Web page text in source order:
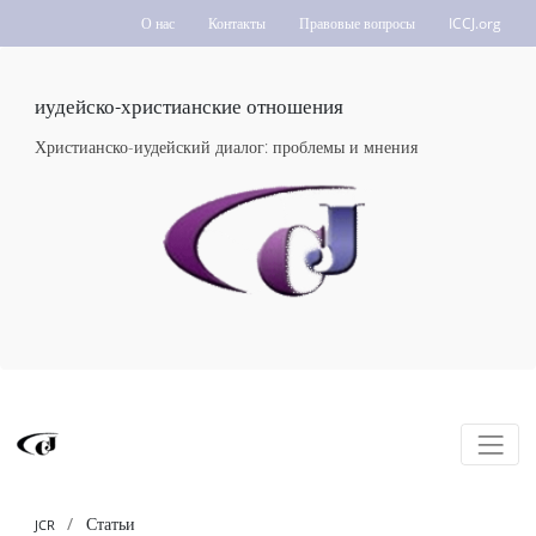
О нас Контакты Правовые вопросы ICCJ.org
иудейско-христианские отношения
Христианско-иудейский диалог: проблемы и мнения
JCR Статьи